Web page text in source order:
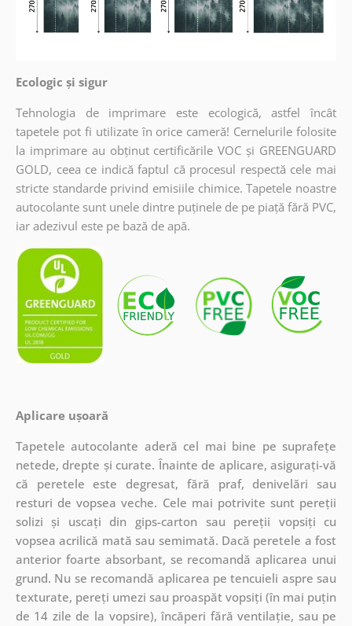
Ecologic și sigur
Tehnologia de imprimare este ecologică, astfel încât
tapetele pot fi utilizate în orice cameră! Cernelurile folosite
la imprimare au obținut certificările VOC și GREENGUARD
GOLD, ceea ce indică faptul că procesul respectă cele mai
stricte standarde privind emisiile chimice. Tapetele noastre
autocolante sunt unele dintre puținele de pe piață fără PVC,
iar adezivul este pe bază de apă.
Aplicare ușoară
Tapetele autocolante aderă cel mai bine pe suprafețe
netede, drepte și curate. Înainte de aplicare, asigurați-vă
că peretele este degresat, fără praf, denivelări sau
resturi de vopsea veche. Cele mai potrivite sunt pereții
solizi și uscați din gips-carton sau pereții vopsiți cu
vopsea acrilică mată sau semimată. Dacă peretele a fost
anterior foarte absorbant, se recomandă aplicarea unui
grund. Nu se recomandă aplicarea pe tencuieli aspre sau
texturate, pereți umezi sau proaspăt vopsiți (în mai puțin
de 14 zile de la vopsire), încăperi fără ventilație, sau pe